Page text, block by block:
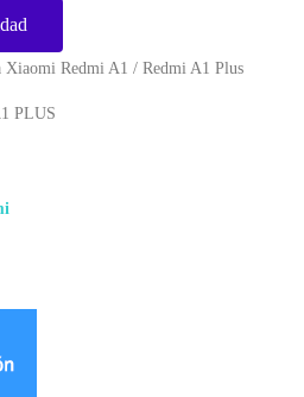
Xiaomi Redmi A1 / Redmi A1 Plus
PLUS